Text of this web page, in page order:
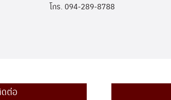
โทร. 094-289-8788
ต่อ